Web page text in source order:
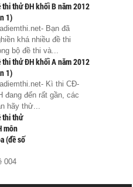
thi thử ĐH khối B năm 2012
1)
Bạn đã
khá nhiều đề thi
bộ đề thi và...
thi thử ĐH khối A năm 2012
1)
Kì thi CĐ-
đang đến rất gần, các
hãy thử...
thi thử
môn
(đề số
004